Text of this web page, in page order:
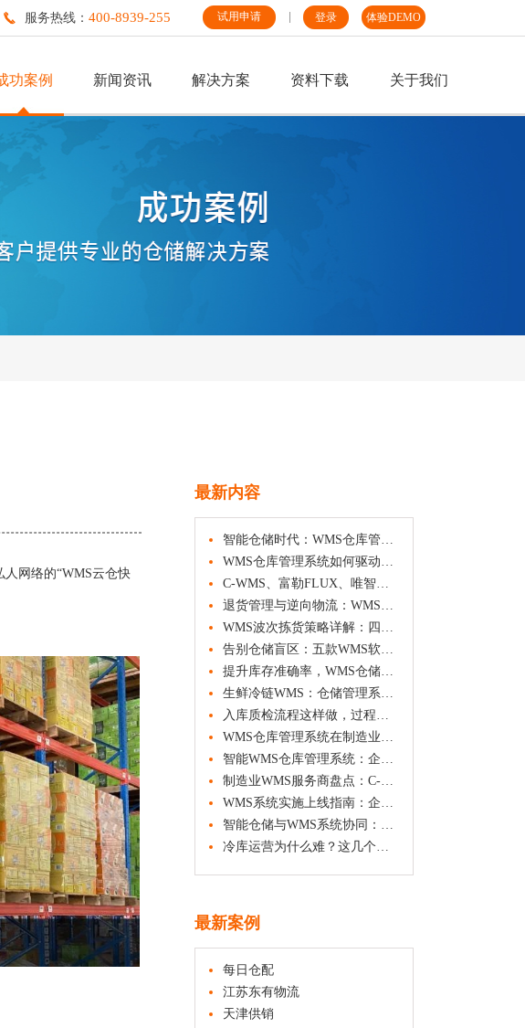
服务热线： 400-8939-255 试用申请 登录 体验DEMO
功案例 新闻资讯 解决方案 资料下载 关于我们
网络的“WMS云仓快
最新内容
智能仓储时代：WMS仓库管理系统的应用场景与实践价值
WMS仓库管理系统如何驱动企业仓储数字化转型
C-WMS、富勒FLUX、唯智等WMS系统功能与选型参考
退货管理与逆向物流：WMS仓库管理系统如何破解退货难题
WMS波次拣货策略详解：四种聚合方式与路径优化方法
告别仓储盲区：五款WMS软件功能与适用场景横向观察
提升库存准确率，WMS仓储管理系统的四种盘点策略解析
生鲜冷链WMS：仓储管理系统如何守护食品安全与效期管控
入库质检流程这样做，过程管控更透明
WMS仓库管理系统在制造业的应用方案
智能WMS仓库管理系统：企业数字化转型的新趋势
制造业WMS服务商盘点：C-WMS、鼎捷、盘古信息、西门子、中之杰等方案对比
WMS系统实施上线指南：企业如何平稳推进仓储数字化转型
智能仓储与WMS系统协同：自动化设备如何重塑仓库运营效率
冷库运营为什么难？这几个方面是关键
最新案例
每日仓配
江苏东有物流
天津供销